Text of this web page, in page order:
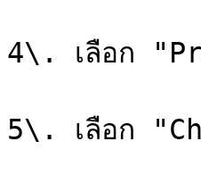
4\. เลือก
5\. เลือก